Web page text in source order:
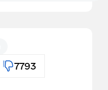
7793